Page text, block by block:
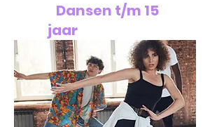
Dansen t/m 15
jaar
€ 28,50